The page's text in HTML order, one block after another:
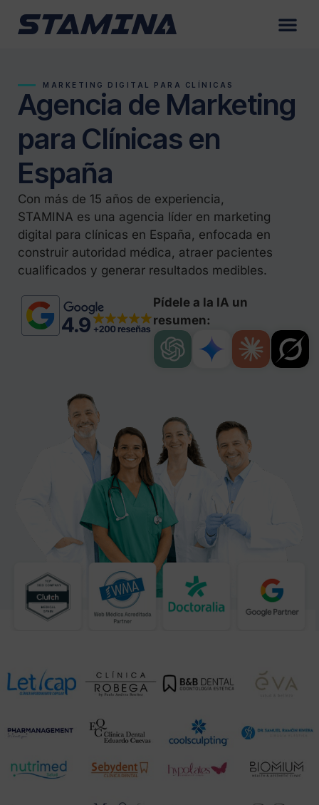
MARKETING DIGITAL PARA CLÍNICAS
Agencia de Marketing
para Clínicas en
España
Con más de 15 años de experiencia,
STAMINA es una agencia líder en marketing
digital para clínicas en España, enfocada en
construir autoridad médica, atraer pacientes
cualificados y generar resultados medibles.
Pídele a la IA un
resumen: